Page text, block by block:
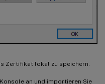
Zertifikat lokal zu speichern.
an und importieren Sie